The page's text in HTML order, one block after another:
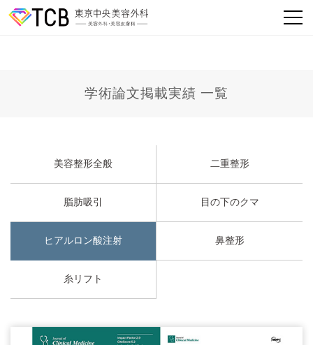
学術論文掲載実績 一覧
美容整形全般 二重整形
脂肪吸引 目の下のクマ
ヒアルロン酸注射 鼻整形
糸リフト